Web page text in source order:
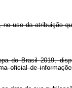
no uso da atribuição
do Brasil 2019,
oficial de